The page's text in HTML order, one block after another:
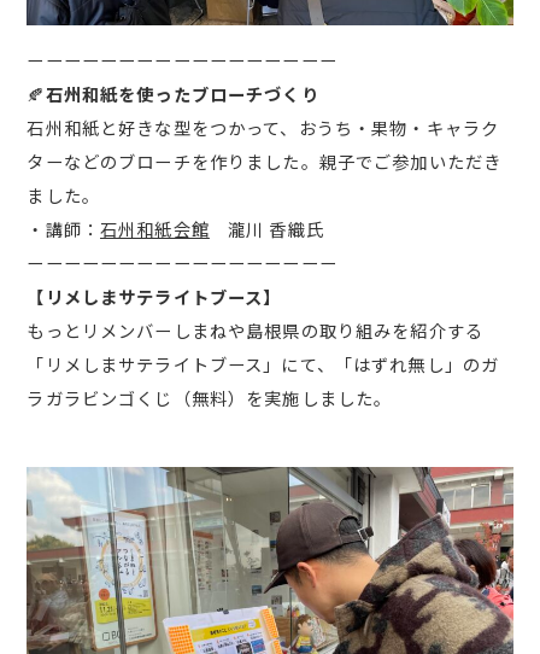
ーーーーーーーーーーーーーーーーー
🍂石州和紙を使ったブローチづくり
石州和紙と好きな型をつかって、おうち・果物・キャラク
ターなどのブローチを作りました。親子でご参加いただき
ました。
・講師： 石州和紙会館 瀧川 香織氏
ーーーーーーーーーーーーーーーーー
【リメしまサテライトブース】
もっとリメンバーしまねや島根県の取り組みを紹介する
「リメしまサテライトブース」にて、「はずれ無し」のガ
ラガラビンゴくじ（無料）を実施しました。